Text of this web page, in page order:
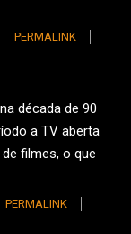
PERMALINK
década de 90
a TV aberta
filmes, o que
PERMALINK